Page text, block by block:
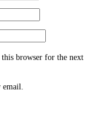
browser for the next
email.